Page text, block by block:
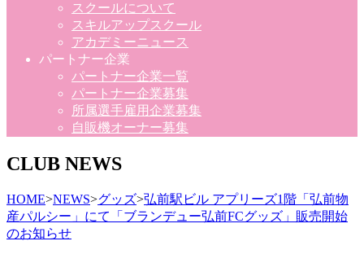
スクールについて
スキルアップスクール
アカデミーニュース
パートナー企業
パートナー企業一覧
パートナー企業募集
所属選手雇用企業募集
自販機オーナー募集
CLUB NEWS
HOME>NEWS>グッズ>弘前駅ビル アプリーズ1階「弘前物
産パルシー」にて「ブランデュー弘前FCグッズ」販売開始
のお知らせ